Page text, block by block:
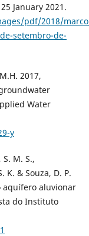
January 2021.
pdf/2018/
setembro-de-
2017,
Water
y
M. S.,
K. & Souza, D. P.
aquífero aluvionar
do Instituto